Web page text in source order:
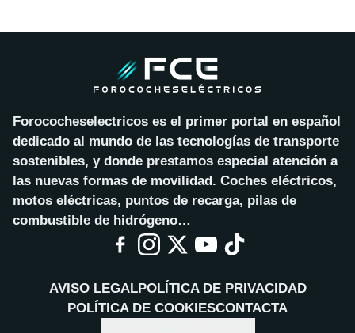
Forococheselectricos es el primer portal en español
dedicado al mundo de las tecnologías de transporte
sostenibles, y donde prestamos especial atención a
las nuevas formas de movilidad. Coches eléctricos,
motos eléctricas, puntos de recarga, pilas de
combustible de hidrógeno…
AVISO LEGALPOLÍTICA DE PRIVACIDAD
POLÍTICA DE COOKIESCONTACTA